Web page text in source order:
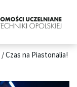
/Czas na Piastonalia!